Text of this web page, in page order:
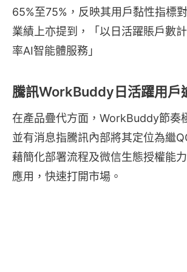
65%至75%，反映其用戶黏性指標
業績上亦提到，「以日活躍賬戶數
率AI智能體服務」
騰訊WorkBuddy日活躍用戶
在產品疊代方面，WorkBuddy節奏
並有消息指騰訊內部將其定位為繼
藉簡化部署流程及微信生態授權能
應用，快速打開市場。